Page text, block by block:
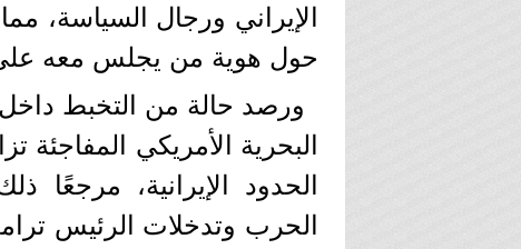
الإيراني ورجال السياسة،
حول هوية من يجلس معه على
ورصد حالة من التخبط داخل
الحدود الإيرانية،
الحرب وتدخلات الرئيس